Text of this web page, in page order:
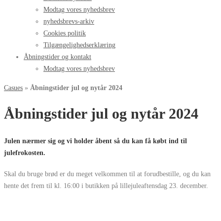
Modtag vores nyhedsbrev
nyhedsbrevs-arkiv
Cookies politik
Tilgængelighedserklæring
Åbningstider og kontakt
Modtag vores nyhedsbrev
Casues » Åbningstider jul og nytår 2024
Åbningstider jul og nytår 2024
Julen nærmer sig og vi holder åbent så du kan få købt ind til
julefrokosten.
Skal du bruge brød er du meget velkommen til at forudbestille, og du kan
hente det frem til kl. 16:00 i butikken på lillejuleaftensdag 23. december.